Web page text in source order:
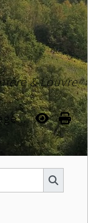
& Louvre